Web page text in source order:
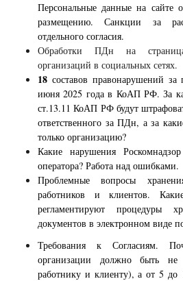
Персональные данные на сайте
размещению. Санкции за
отдельного согласия.
Обработки ПДн на
организаций в социальных сетях.
18 составов правонарушений
июня 2025 года в КоАП РФ. За
ст.13.11 КоАП РФ будут
ответственного за ПДн, а за
только организацию?
Какие нарушения
оператора? Работа над ошибками.
Проблемные вопросы
работников и клиентов.
регламентируют процедуры
документов в электронном виде
Требования к Согласиям.
организации должно быть
работнику и клиенту), а от 5 до